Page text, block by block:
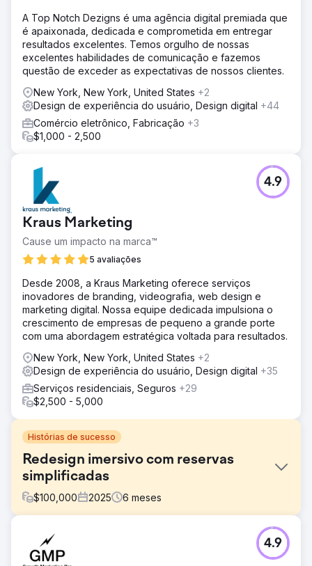
A Top Notch Dezigns é uma agência digital premiada que
é apaixonada, dedicada e comprometida em entregar
resultados excelentes. Temos orgulho de nossas
excelentes habilidades de comunicação e fazemos
questão de exceder as expectativas de nossos clientes.
New York, New York, United States +2
Design de experiência do usuário, Design digital +44
Comércio eletrônico, Fabricação +3
$1,000 - 2,500
Kraus Marketing
Cause um impacto na marca™
5 avaliações
4.9
Desde 2008, a Kraus Marketing oferece serviços
inovadores de branding, videografia, web design e
marketing digital. Nossa equipe dedicada impulsiona o
crescimento de empresas de pequeno a grande porte
com uma abordagem estratégica voltada para resultados.
New York, New York, United States +2
Design de experiência do usuário, Design digital +35
Serviços residenciais, Seguros +29
$2,500 - 5,000
Histórias de sucesso
Redesign imersivo com reservas
simplificadas
$100,000 2025 6 meses
Desafio
A Colorado Rafting precisava de um site moderno e
envolvente que tornasse as reservas rápidas e intuitivas.
4.9